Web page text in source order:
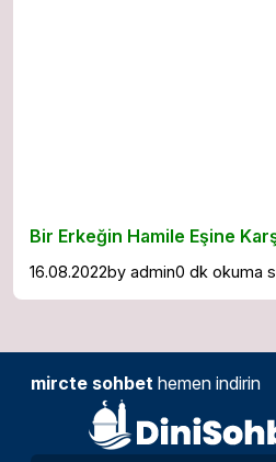
Bir Erkeğin Hamile Eşine
16.08.2022by admin0 dk okuma
mircte sohbet hemen indirin